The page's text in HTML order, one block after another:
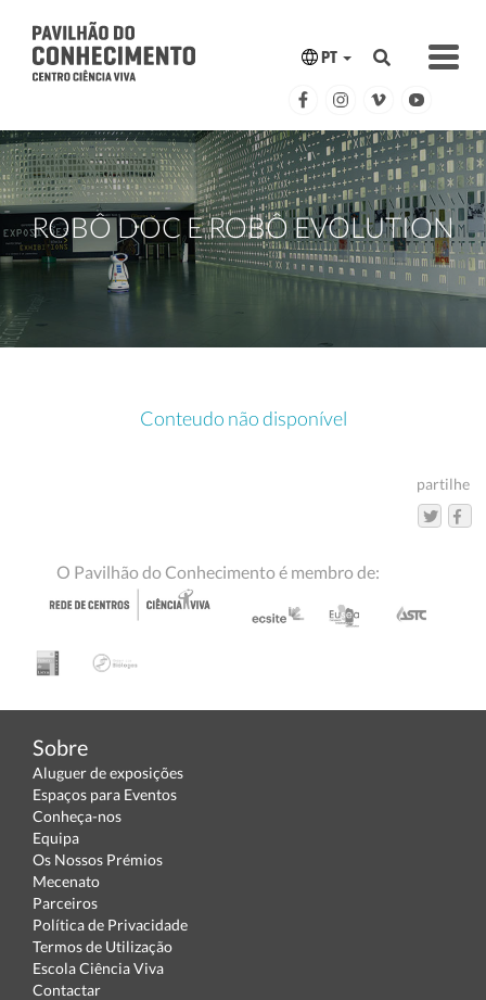
PT
ROBÔ DOC E ROBÔ EVOLUTION
Conteudo não disponível
partilhe
O Pavilhão do Conhecimento é membro de:
Sobre
Aluguer de exposições
Espaços para Eventos
Conheça-nos
Equipa
Os Nossos Prémios
Mecenato
Parceiros
Política de Privacidade
Termos de Utilização
Escola Ciência Viva
Contactar